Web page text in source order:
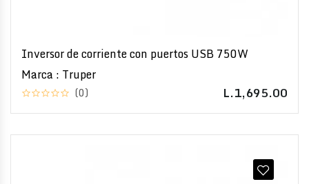
Inversor de corriente con puertos USB 750W
Marca : Truper
(0) L.1,695.00